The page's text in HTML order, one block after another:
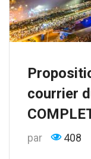
courrier
par 408